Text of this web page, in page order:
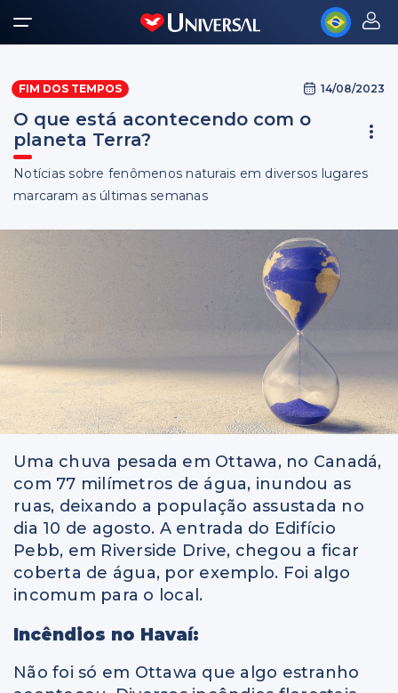
FIM DOS TEMPOS 14/08/2023
O que está acontecendo com o
planeta Terra?
Notícias sobre fenômenos naturais em diversos lugares
marcaram as últimas semanas
Uma chuva pesada em Ottawa, no Canadá,
com 77 milímetros de água, inundou as
ruas, deixando a população assustada no
dia 10 de agosto. A entrada do Edifício
Pebb, em Riverside Drive, chegou a ficar
coberta de água, por exemplo. Foi algo
incomum para o local.
Incêndios no Havaí:
Não foi só em Ottawa que algo estranho